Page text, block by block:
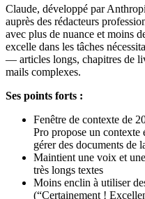
Claude, développé par
auprès des rédacteurs
avec plus de nuance et moins
excelle dans les tâches
— articles longs, chapitres de
mails complexes.
Ses points forts :
Fenêtre de contexte de
Pro propose un contexte
gérer des documents de
Maintient une voix et
très longs textes
Moins enclin à utiliser
(“Certainement !